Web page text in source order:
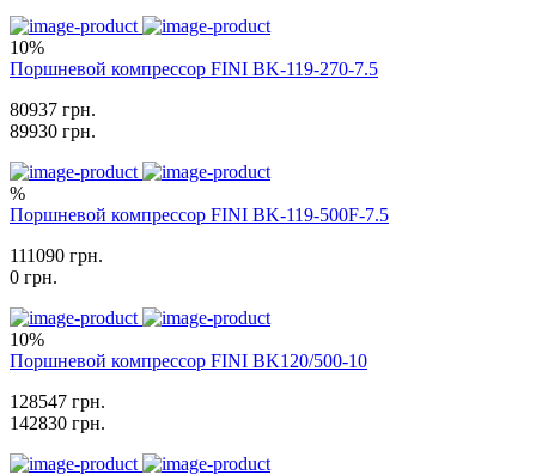
10%
Поршневой компрессор FINI BK-119-270-7.5
80937 грн.
89930 грн.
%
Поршневой компрессор FINI BK-119-500F-7.5
111090 грн.
0 грн.
10%
Поршневой компрессор FINI BK120/500-10
128547 грн.
142830 грн.